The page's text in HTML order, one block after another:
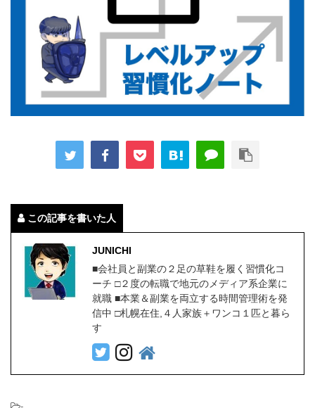
この記事を書いた人
JUNICHI
■会社員と副業の２足の草鞋を履く習慣化コ
ーチ □２度の転職で地元のメディア系企業に
就職 ■本業＆副業を両立する時間管理術を発
信中 □札幌在住,４人家族＋ワンコ１匹と暮ら
す